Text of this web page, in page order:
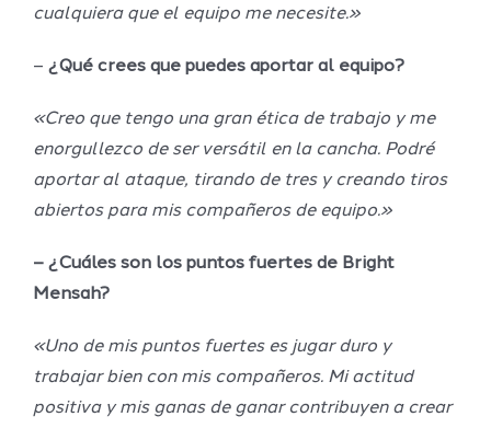
cualquiera que el equipo me necesite.»
– ¿Qué crees que puedes aportar al equipo?
«Creo que tengo una gran ética de trabajo y me
enorgullezco de ser versátil en la cancha. Podré
aportar al ataque, tirando de tres y creando tiros
abiertos para mis compañeros de equipo.»
– ¿Cuáles son los puntos fuertes de Bright
Mensah?
«Uno de mis puntos fuertes es jugar duro y
trabajar bien con mis compañeros. Mi actitud
positiva y mis ganas de ganar contribuyen a crear